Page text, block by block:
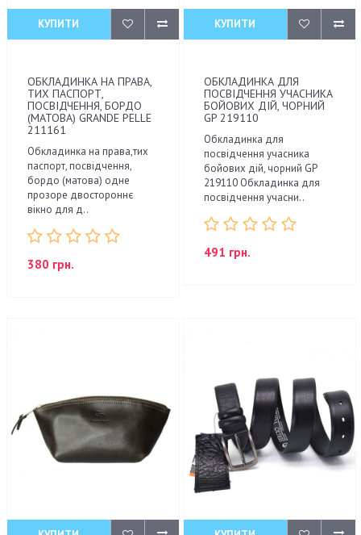
КУПИТИ
ОБКЛАДИНКА НА ПРАВА,
ТИХ ПАСПОРТ,
ПОСВІДЧЕННЯ, БОРДО
(МАТОВА) GRANDE PELLE
211161
Обкладинка на права,тих
паспорт, посвідчення,
бордо (матова) одне
прозоре двостороннє
вікно для д..
380 грн.
КУПИТИ
ОБКЛАДИНКА ДЛЯ
ПОСВІДЧЕННЯ УЧАСНИКА
БОЙОВИХ ДІЙ, ЧОРНИЙ
GP 219110
Обкладинка для
посвідчення учасника
бойових дій, чорний GP
219110 Обкладинка для
посвідчення учасни..
491 грн.